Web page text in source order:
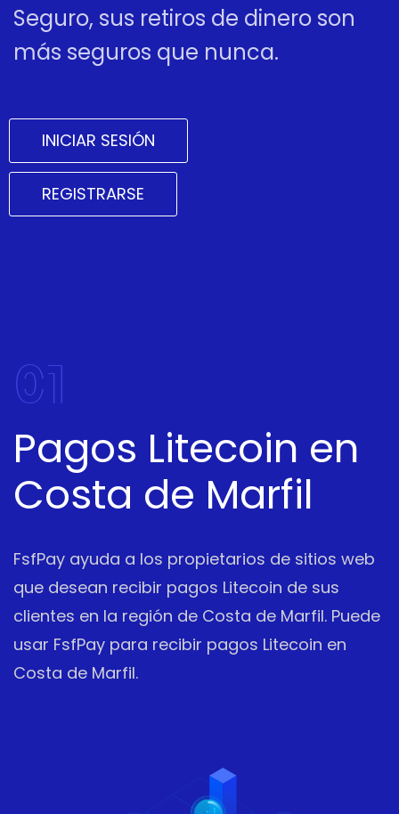
Seguro, sus retiros de dinero son
más seguros que nunca.
INICIAR SESIÓN
REGISTRARSE
01
Pagos Litecoin en
Costa de Marfil
FsfPay ayuda a los propietarios de sitios web
que desean recibir pagos Litecoin de sus
clientes en la región de Costa de Marfil. Puede
usar FsfPay para recibir pagos Litecoin en
Costa de Marfil.